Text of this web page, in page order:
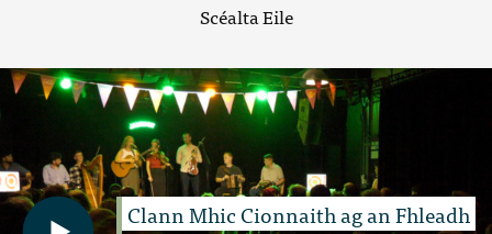
Scéalta Eile
Clann Mhic Cionnaith ag an Fhleadh